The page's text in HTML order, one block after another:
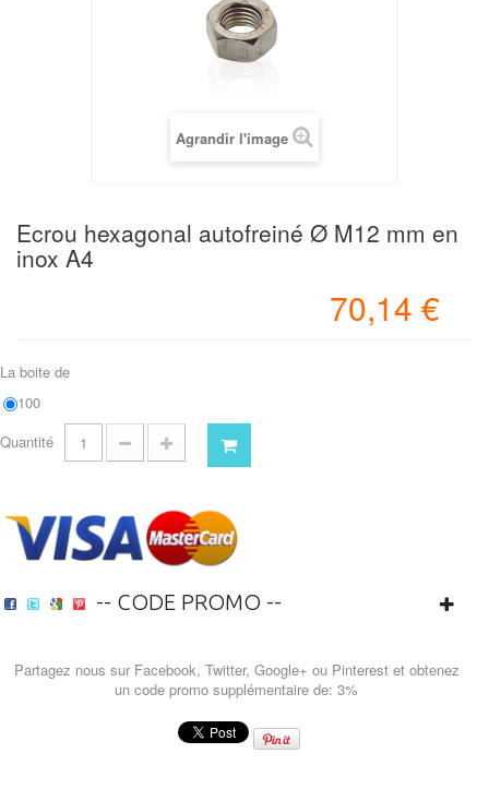
Agrandir l'image
Ecrou hexagonal autofreiné Ø M12 mm en
inox A4
70,14 €
La boite de
100
Quantité
-- CODE PROMO --
Partagez nous sur Facebook, Twitter, Google+ ou Pinterest et obtenez
un code promo supplémentaire de: 3%